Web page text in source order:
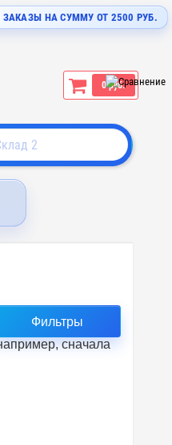
НА СУММУ ОТ 2500 РУБ.
0 руб.
Фильтры
сначала